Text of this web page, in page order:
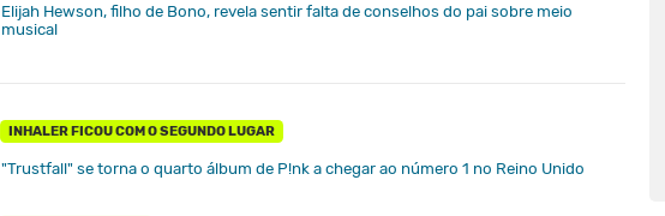
Elijah Hewson, filho de Bono, revela sentir falta de conselhos do pai sobre meio
musical
INHALER FICOU COM O SEGUNDO LUGAR
"Trustfall" se torna o quarto álbum de P!nk a chegar ao número 1 no Reino Unido